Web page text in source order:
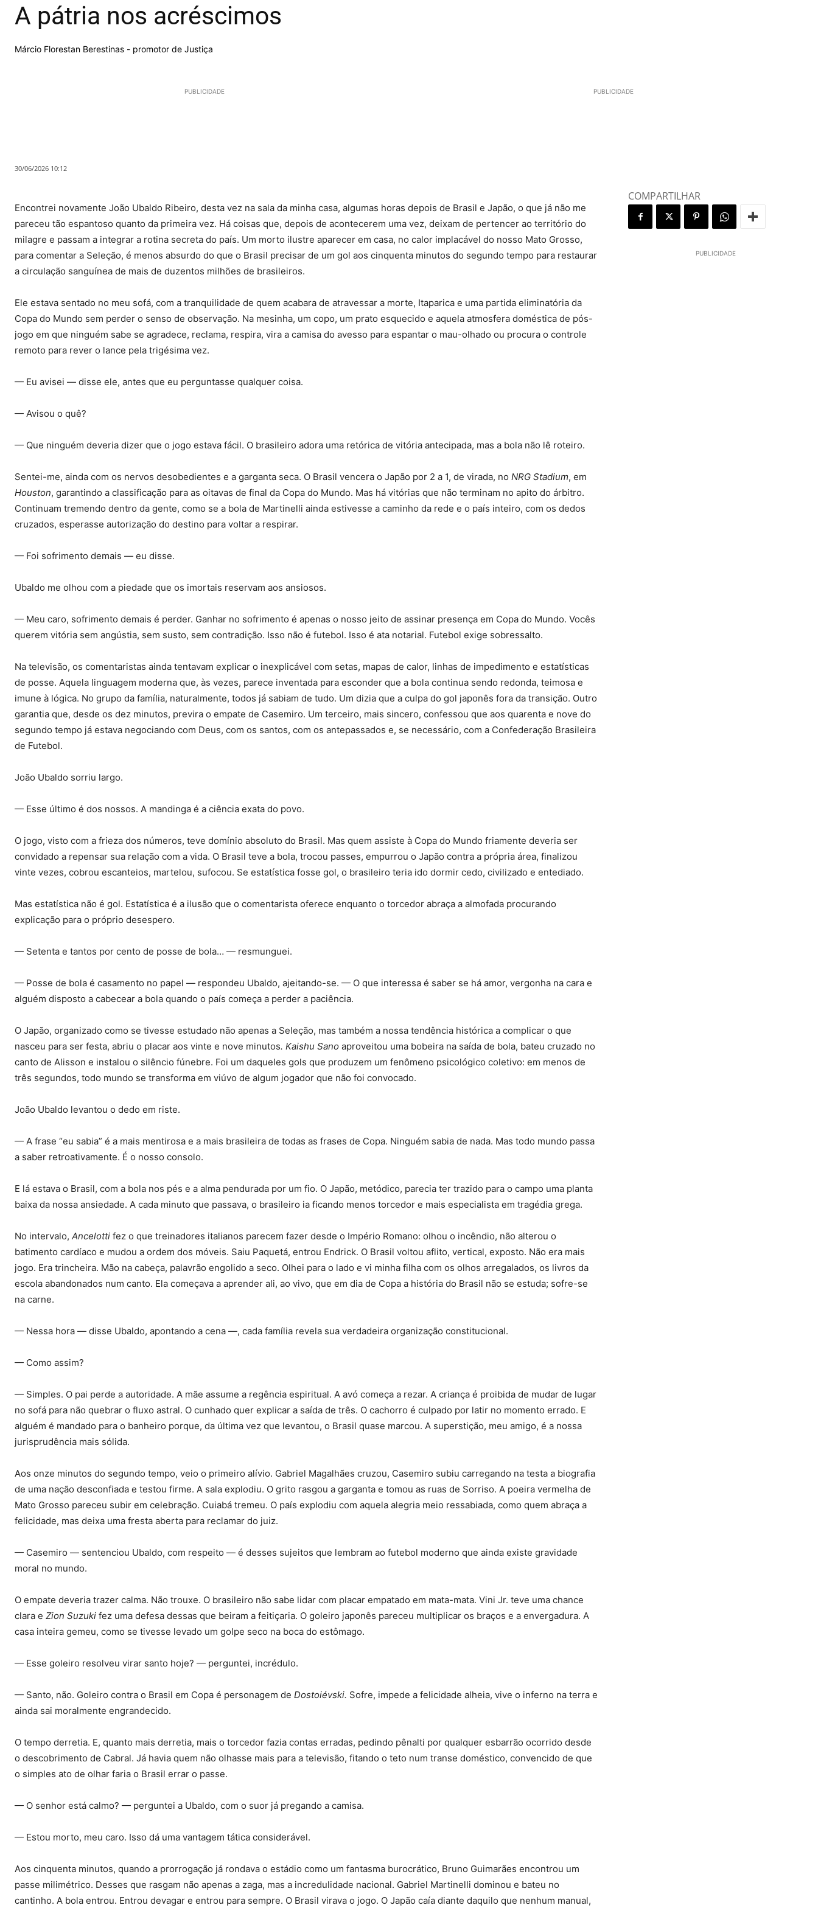
A pátria nos acréscimos
Márcio Florestan Berestinas - promotor de Justiça
PUBLICIDADE PUBLICIDADE
30/06/2026 10:12
Encontrei novamente João Ubaldo Ribeiro, desta vez na sala da minha casa, algumas horas depois de Brasil e Japão, o que já não me
pareceu tão espantoso quanto da primeira vez. Há coisas que, depois de acontecerem uma vez, deixam de pertencer ao território do
milagre e passam a integrar a rotina secreta do país. Um morto ilustre aparecer em casa, no calor implacável do nosso Mato Grosso,
para comentar a Seleção, é menos absurdo do que o Brasil precisar de um gol aos cinquenta minutos do segundo tempo para restaurar
a circulação sanguínea de mais de duzentos milhões de brasileiros.
Ele estava sentado no meu sofá, com a tranquilidade de quem acabara de atravessar a morte, Itaparica e uma partida eliminatória da
Copa do Mundo sem perder o senso de observação. Na mesinha, um copo, um prato esquecido e aquela atmosfera doméstica de pós-
jogo em que ninguém sabe se agradece, reclama, respira, vira a camisa do avesso para espantar o mau-olhado ou procura o controle
remoto para rever o lance pela trigésima vez.
— Eu avisei — disse ele, antes que eu perguntasse qualquer coisa.
— Avisou o quê?
— Que ninguém deveria dizer que o jogo estava fácil. O brasileiro adora uma retórica de vitória antecipada, mas a bola não lê roteiro.
Sentei-me, ainda com os nervos desobedientes e a garganta seca. O Brasil vencera o Japão por 2 a 1, de virada, no NRG Stadium, em
Houston, garantindo a classificação para as oitavas de final da Copa do Mundo. Mas há vitórias que não terminam no apito do árbitro.
Continuam tremendo dentro da gente, como se a bola de Martinelli ainda estivesse a caminho da rede e o país inteiro, com os dedos
cruzados, esperasse autorização do destino para voltar a respirar.
— Foi sofrimento demais — eu disse.
Ubaldo me olhou com a piedade que os imortais reservam aos ansiosos.
— Meu caro, sofrimento demais é perder. Ganhar no sofrimento é apenas o nosso jeito de assinar presença em Copa do Mundo. Vocês
querem vitória sem angústia, sem susto, sem contradição. Isso não é futebol. Isso é ata notarial. Futebol exige sobressalto.
Na televisão, os comentaristas ainda tentavam explicar o inexplicável com setas, mapas de calor, linhas de impedimento e estatísticas
de posse. Aquela linguagem moderna que, às vezes, parece inventada para esconder que a bola continua sendo redonda, teimosa e
imune à lógica. No grupo da família, naturalmente, todos já sabiam de tudo. Um dizia que a culpa do gol japonês fora da transição. Outro
garantia que, desde os dez minutos, previra o empate de Casemiro. Um terceiro, mais sincero, confessou que aos quarenta e nove do
segundo tempo já estava negociando com Deus, com os santos, com os antepassados e, se necessário, com a Confederação Brasileira
de Futebol.
João Ubaldo sorriu largo.
— Esse último é dos nossos. A mandinga é a ciência exata do povo.
O jogo, visto com a frieza dos números, teve domínio absoluto do Brasil. Mas quem assiste à Copa do Mundo friamente deveria ser
convidado a repensar sua relação com a vida. O Brasil teve a bola, trocou passes, empurrou o Japão contra a própria área, finalizou
vinte vezes, cobrou escanteios, martelou, sufocou. Se estatística fosse gol, o brasileiro teria ido dormir cedo, civilizado e entediado.
Mas estatística não é gol. Estatística é a ilusão que o comentarista oferece enquanto o torcedor abraça a almofada procurando
explicação para o próprio desespero.
— Setenta e tantos por cento de posse de bola… — resmunguei.
— Posse de bola é casamento no papel — respondeu Ubaldo, ajeitando-se. — O que interessa é saber se há amor, vergonha na cara e
alguém disposto a cabecear a bola quando o país começa a perder a paciência.
O Japão, organizado como se tivesse estudado não apenas a Seleção, mas também a nossa tendência histórica a complicar o que
nasceu para ser festa, abriu o placar aos vinte e nove minutos. Kaishu Sano aproveitou uma bobeira na saída de bola, bateu cruzado no
canto de Alisson e instalou o silêncio fúnebre. Foi um daqueles gols que produzem um fenômeno psicológico coletivo: em menos de
três segundos, todo mundo se transforma em viúvo de algum jogador que não foi convocado.
João Ubaldo levantou o dedo em riste.
— A frase “eu sabia” é a mais mentirosa e a mais brasileira de todas as frases de Copa. Ninguém sabia de nada. Mas todo mundo passa
a saber retroativamente. É o nosso consolo.
E lá estava o Brasil, com a bola nos pés e a alma pendurada por um fio. O Japão, metódico, parecia ter trazido para o campo uma planta
baixa da nossa ansiedade. A cada minuto que passava, o brasileiro ia ficando menos torcedor e mais especialista em tragédia grega.
No intervalo, Ancelotti fez o que treinadores italianos parecem fazer desde o Império Romano: olhou o incêndio, não alterou o
batimento cardíaco e mudou a ordem dos móveis. Saiu Paquetá, entrou Endrick. O Brasil voltou aflito, vertical, exposto. Não era mais
jogo. Era trincheira. Mão na cabeça, palavrão engolido a seco. Olhei para o lado e vi minha filha com os olhos arregalados, os livros da
escola abandonados num canto. Ela começava a aprender ali, ao vivo, que em dia de Copa a história do Brasil não se estuda; sofre-se
na carne.
— Nessa hora — disse Ubaldo, apontando a cena —, cada família revela sua verdadeira organização constitucional.
— Como assim?
— Simples. O pai perde a autoridade. A mãe assume a regência espiritual. A avó começa a rezar. A criança é proibida de mudar de lugar
no sofá para não quebrar o fluxo astral. O cunhado quer explicar a saída de três. O cachorro é culpado por latir no momento errado. E
alguém é mandado para o banheiro porque, da última vez que levantou, o Brasil quase marcou. A superstição, meu amigo, é a nossa
jurisprudência mais sólida.
Aos onze minutos do segundo tempo, veio o primeiro alívio. Gabriel Magalhães cruzou, Casemiro subiu carregando na testa a biografia
de uma nação desconfiada e testou firme. A sala explodiu. O grito rasgou a garganta e tomou as ruas de Sorriso. A poeira vermelha de
Mato Grosso pareceu subir em celebração. Cuiabá tremeu. O país explodiu com aquela alegria meio ressabiada, como quem abraça a
felicidade, mas deixa uma fresta aberta para reclamar do juiz.
— Casemiro — sentenciou Ubaldo, com respeito — é desses sujeitos que lembram ao futebol moderno que ainda existe gravidade
moral no mundo.
O empate deveria trazer calma. Não trouxe. O brasileiro não sabe lidar com placar empatado em mata-mata. Vini Jr. teve uma chance
clara e Zion Suzuki fez uma defesa dessas que beiram a feitiçaria. O goleiro japonês pareceu multiplicar os braços e a envergadura. A
casa inteira gemeu, como se tivesse levado um golpe seco na boca do estômago.
— Esse goleiro resolveu virar santo hoje? — perguntei, incrédulo.
— Santo, não. Goleiro contra o Brasil em Copa é personagem de Dostoiévski. Sofre, impede a felicidade alheia, vive o inferno na terra e
ainda sai moralmente engrandecido.
O tempo derretia. E, quanto mais derretia, mais o torcedor fazia contas erradas, pedindo pênalti por qualquer esbarrão ocorrido desde
o descobrimento de Cabral. Já havia quem não olhasse mais para a televisão, fitando o teto num transe doméstico, convencido de que
o simples ato de olhar faria o Brasil errar o passe.
— O senhor está calmo? — perguntei a Ubaldo, com o suor já pregando a camisa.
— Estou morto, meu caro. Isso dá uma vantagem tática considerável.
Aos cinquenta minutos, quando a prorrogação já rondava o estádio como um fantasma burocrático, Bruno Guimarães encontrou um
passe milimétrico. Desses que rasgam não apenas a zaga, mas a incredulidade nacional. Gabriel Martinelli dominou e bateu no
cantinho. A bola entrou. Entrou devagar e entrou para sempre. O Brasil virava o jogo. O Japão caía diante daquilo que nenhum manual,
COMPARTILHAR
PUBLICIDADE